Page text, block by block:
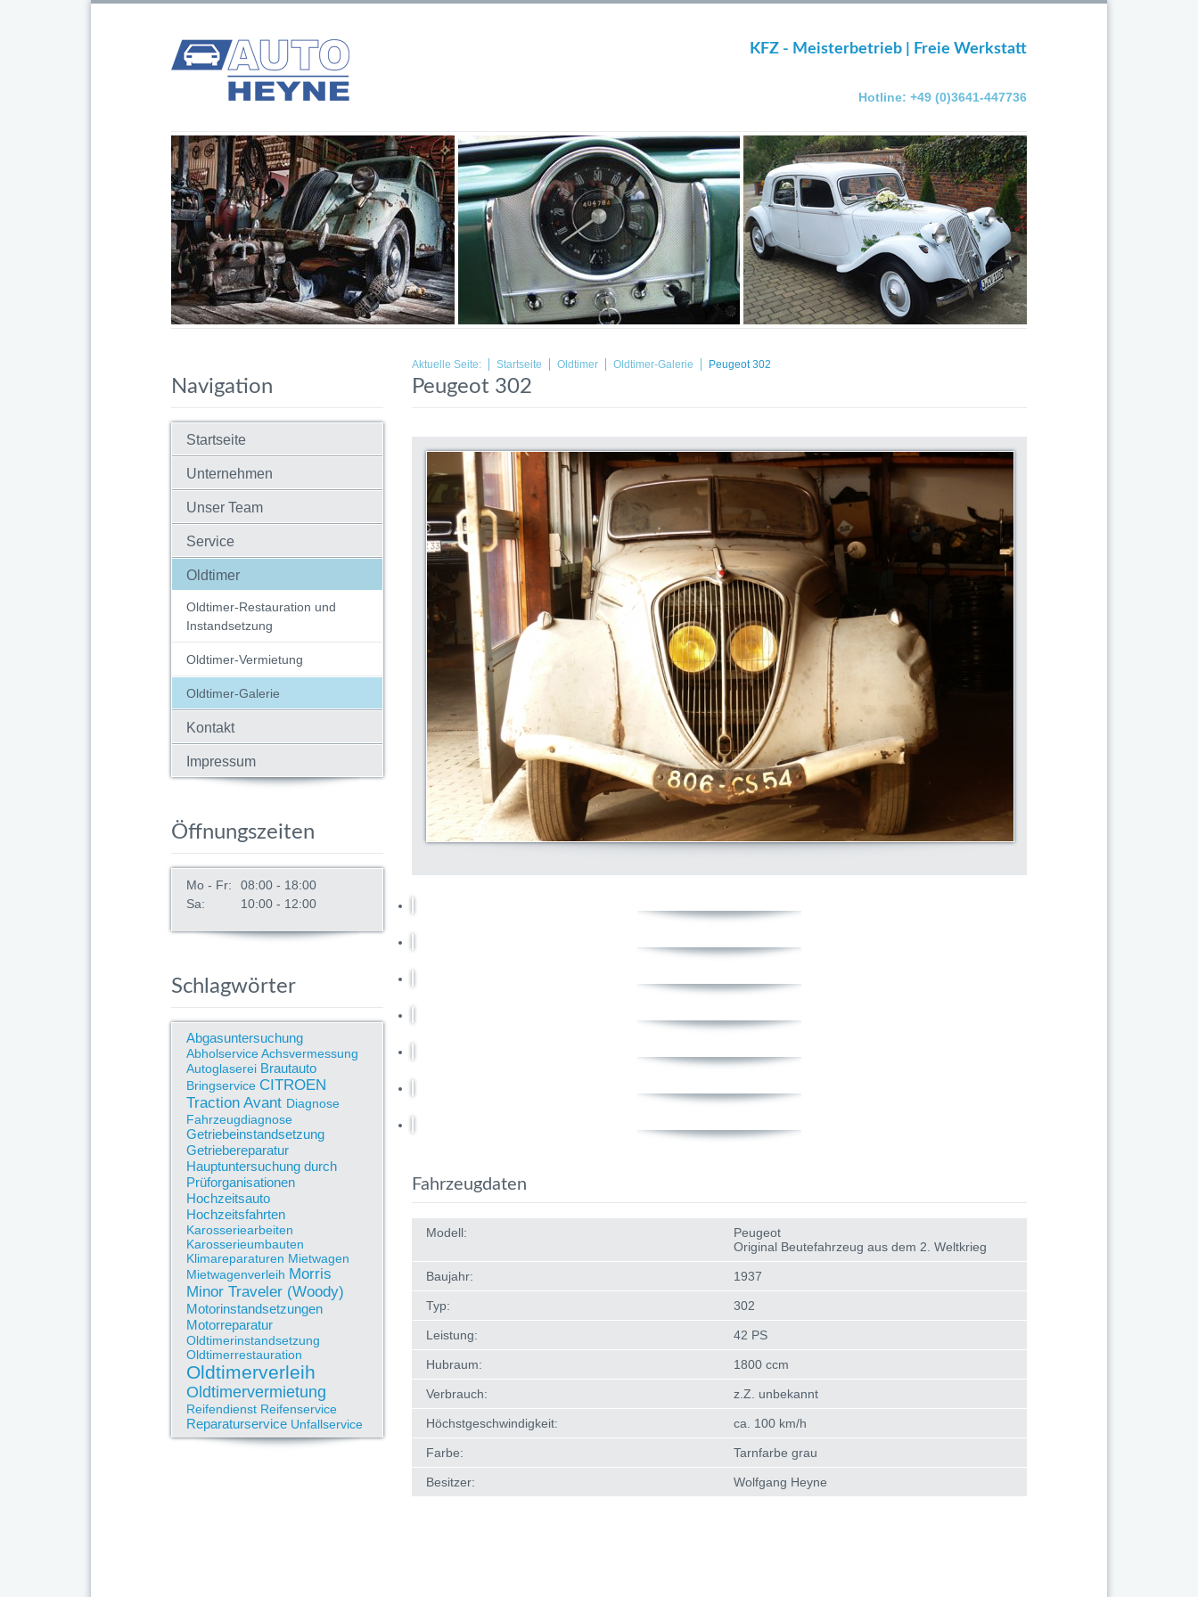
KFZ - Meisterbetrieb | Freie Werkstatt
Hotline: +49 (0)3641-447736
Navigation
Startseite
Unternehmen
Unser Team
Service
Oldtimer
Oldtimer-Restauration und
Instandsetzung
Oldtimer-Vermietung
Oldtimer-Galerie
Kontakt
Impressum
Öffnungszeiten
Mo - Fr:
08:00 - 18:00
Sa:
10:00 - 12:00
Schlagwörter
Abgasuntersuchung
AbholserviceAchsvermessung
Autoglaserei Brautauto
Bringservice CITROEN
Traction Avant Diagnose
Fahrzeugdiagnose
Getriebeinstandsetzung
Getriebereparatur
Hauptuntersuchung durch
Prüforganisationen
Hochzeitsauto
Hochzeitsfahrten
Karosseriearbeiten
Karosserieumbauten
Klimareparaturen Mietwagen
Mietwagenverleih Morris
Minor Traveler (Woody)
Motorinstandsetzungen
Motorreparatur
Oldtimerinstandsetzung
Oldtimerrestauration
Oldtimerverleih
Oldtimervermietung
Reifendienst Reifenservice
Reparaturservice Unfallservice
Aktuelle Seite: Startseite Oldtimer Oldtimer-Galerie Peugeot 302
Peugeot 302
Fahrzeugdaten
Modell:
Peugeot
Original Beutefahrzeug aus dem 2. Weltkrieg
Baujahr: 1937
Typ: 302
Leistung: 42 PS
Hubraum: 1800 ccm
Verbrauch: z.Z. unbekannt
Höchstgeschwindigkeit: ca. 100 km/h
Farbe: Tarnfarbe grau
Besitzer: Wolfgang Heyne